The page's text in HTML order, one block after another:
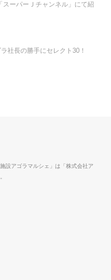
スーパーＪチャンネル」にて紹
社長の勝手にセレクト30！
設アゴラマルシェ」は「株式会社ア